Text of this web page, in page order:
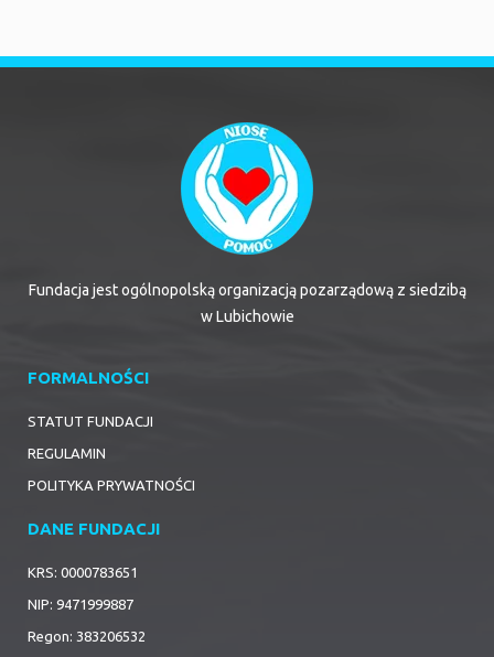
Fundacja jest ogólnopolską organizacją pozarządową z siedzibą
w Lubichowie
FORMALNOŚCI
STATUT FUNDACJI
REGULAMIN
POLITYKA PRYWATNOŚCI
DANE FUNDACJI
KRS: 0000783651
NIP: 9471999887
Regon: 383206532